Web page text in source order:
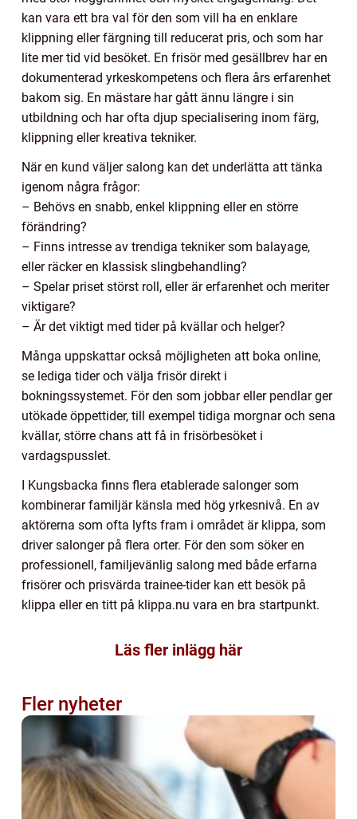
kan vara ett bra val för den som vill ha en enklare
klippning eller färgning till reducerat pris, och som har
lite mer tid vid besöket. En frisör med gesällbrev har en
dokumenterad yrkeskompetens och flera års erfarenhet
bakom sig. En mästare har gått ännu längre i sin
utbildning och har ofta djup specialisering inom färg,
klippning eller kreativa tekniker.
När en kund väljer salong kan det underlätta att tänka
igenom några frågor:
– Behövs en snabb, enkel klippning eller en större
förändring?
– Finns intresse av trendiga tekniker som balayage,
eller räcker en klassisk slingbehandling?
– Spelar priset störst roll, eller är erfarenhet och meriter
viktigare?
– Är det viktigt med tider på kvällar och helger?
Många uppskattar också möjligheten att boka online,
se lediga tider och välja frisör direkt i
bokningssystemet. För den som jobbar eller pendlar ger
utökade öppettider, till exempel tidiga morgnar och sena
kvällar, större chans att få in frisörbesöket i
vardagspusslet.
I Kungsbacka finns flera etablerade salonger som
kombinerar familjär känsla med hög yrkesnivå. En av
aktörerna som ofta lyfts fram i området är klippa, som
driver salonger på flera orter. För den som söker en
professionell, familjevänlig salong med både erfarna
frisörer och prisvärda trainee-tider kan ett besök på
klippa eller en titt på klippa.nu vara en bra startpunkt.
Läs fler inlägg här
Fler nyheter